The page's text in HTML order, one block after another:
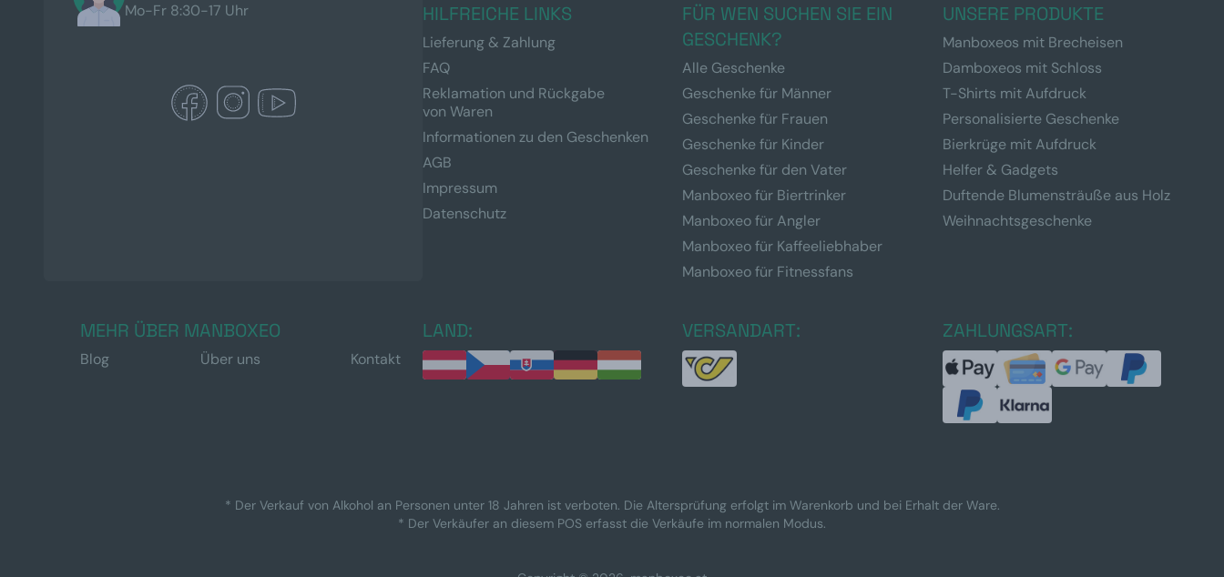
Mo-Fr 8:30-17 Uhr HILFREICHE LINKS
Lieferung & Zahlung
FAQ
Reklamation und Rückgabe
von Waren
Informationen zu den Geschenken
AGB
Impressum
Datenschutz
FÜR WEN SUCHEN SIE EIN
GESCHENK?
Alle Geschenke
Geschenke für Männer
Geschenke für Frauen
Geschenke für Kinder
Geschenke für den Vater
Manboxeo für Biertrinker
Manboxeo für Angler
Manboxeo für Kaffeeliebhaber
Manboxeo für Fitnessfans
UNSERE PRODUKTE
Manboxeos mit Brecheisen
Damboxeos mit Schloss
T-Shirts mit Aufdruck
Personalisierte Geschenke
Bierkrüge mit Aufdruck
Helfer & Gadgets
Duftende Blumensträuße aus Holz
Weihnachtsgeschenke
MEHR ÜBER MANBOXEO
Blog Über uns Kontakt
LAND: VERSANDART: ZAHLUNGSART:
* Der Verkauf von Alkohol an Personen unter 18 Jahren ist verboten. Die Altersprüfung erfolgt im Warenkorb und bei Erhalt der Ware.
* Der Verkäufer an diesem POS erfasst die Verkäufe im normalen Modus.